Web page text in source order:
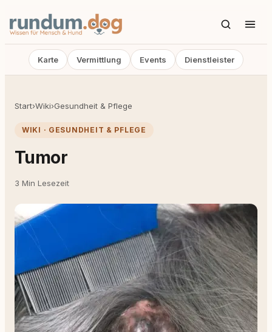
Karte Vermittlung Events Dienstleister
Start›Wiki›Gesundheit & Pflege
WIKI · GESUNDHEIT & PFLEGE
Tumor
3 Min Lesezeit